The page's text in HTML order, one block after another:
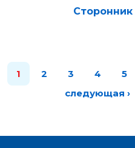
Сторонник
1 2 3 4 5
следующая ›